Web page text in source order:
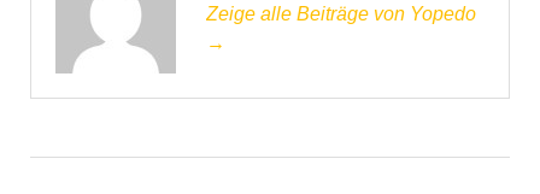
Zeige alle Beiträge von Yopedo
→